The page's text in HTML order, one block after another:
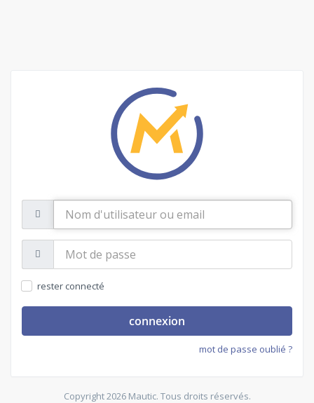
d'utilisateur
ou
email
passe:
rester connecté
connexion
mot de passe oublié ?
Copyright 2026 Mautic. Tous droits réservés.